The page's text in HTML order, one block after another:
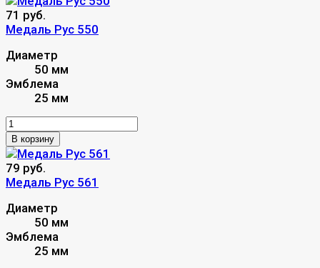
71 руб.
Медаль Рус 550
Диаметр
50 мм
Эмблема
25 мм
В корзину
79 руб.
Медаль Рус 561
Диаметр
50 мм
Эмблема
25 мм